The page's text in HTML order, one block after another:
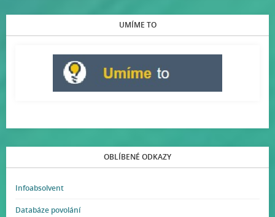
UMÍME TO
OBLÍBENÉ ODKAZY
Infoabsolvent
Databáze povolání